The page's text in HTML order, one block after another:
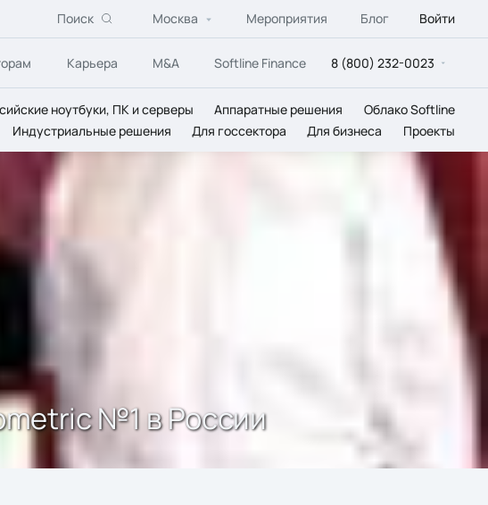
Поиск Москва Мероприятия Блог Войти
Карьера M&A Softline Finance 8 (800) 232-0023
ноутбуки, ПК и серверы Аппаратные решения
Облако Softline
Индустриальные решения Для госсектора Для бизнеса Проекты
№1 в России